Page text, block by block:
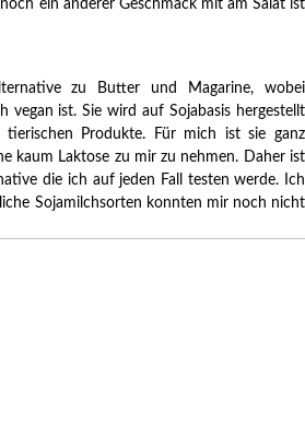
ein anderer Geschmack mit am Salat ist
zu Butter und Magarine, wobei
vegan ist. Sie wird auf Sojabasis hergestellt
Produkte. Für mich ist sie ganz
kaum Laktose zu mir zu nehmen. Daher ist
die ich auf jeden Fall testen werde. Ich
Sojamilchsorten konnten mir noch nicht